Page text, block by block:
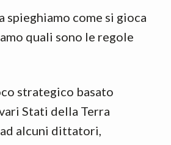
spieghiamo come si gioca
quali sono le regole
strategico basato
Stati della Terra
alcuni dittatori,